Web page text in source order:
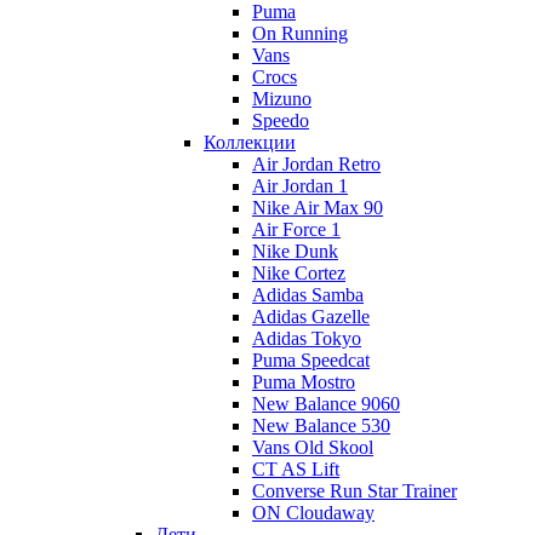
Puma
On Running
Vans
Crocs
Mizuno
Speedo
Коллекции
Air Jordan Retro
Air Jordan 1
Nike Air Max 90
Air Force 1
Nike Dunk
Nike Cortez
Adidas Samba
Adidas Gazelle
Adidas Tokyo
Puma Speedcat
Puma Mostro
New Balance 9060
New Balance 530
Vans Old Skool
CT AS Lift
Converse Run Star Trainer
ON Cloudaway